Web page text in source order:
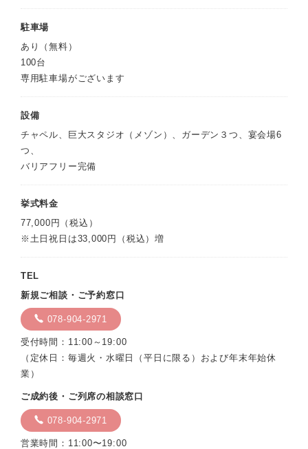
駐車場
あり（無料）
100台
専用駐車場がございます
設備
チャペル、巨大スタジオ（メゾン）、ガーデン３つ、宴会場6
つ、
バリアフリー完備
挙式料金
77,000円（税込）
※土日祝日は33,000円（税込）増
TEL
新規ご相談・ご予約窓口
078-904-2971
受付時間：11:00～19:00
（定休日：毎週火・水曜日（平日に限る）および年末年始休
業）
ご成約後・ご列席の相談窓口
078-904-2971
営業時間：11:00〜19:00